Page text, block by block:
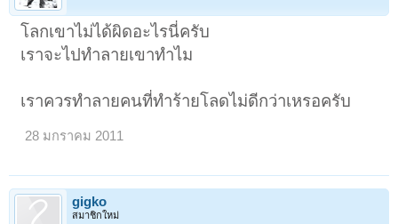
โลกเขาไม่ได้ผิดอะไรนี่ครับ
เราจะไปทำลายเขาทำไม
เราควรทำลายคนที่ทำร้ายโลดไม่ดีกว่าเหรอครับ
28 มกราคม 2011
gigko
สมาชิกใหม่